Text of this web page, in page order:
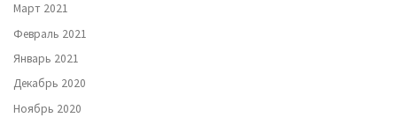
Март 2021
Февраль 2021
Январь 2021
Декабрь 2020
Ноябрь 2020